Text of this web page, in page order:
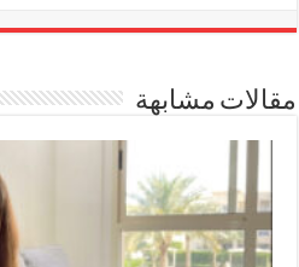
مقالات مشابهة